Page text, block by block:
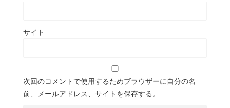
サイト
次回のコメントで使用するためブラウザーに自分の名
前、メールアドレス、サイトを保存する。